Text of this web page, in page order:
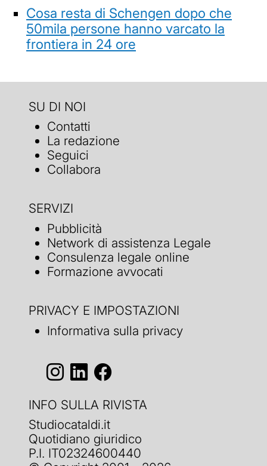
Cosa resta di Schengen dopo che
50mila persone hanno varcato la
frontiera in 24 ore
SU DI NOI
Contatti
La redazione
Seguici
Collabora
SERVIZI
Pubblicità
Network di assistenza Legale
Consulenza legale online
Formazione avvocati
PRIVACY E IMPOSTAZIONI
Informativa sulla privacy
INFO SULLA RIVISTA
Studiocataldi.it
Quotidiano giuridico
P.I. IT02324600440